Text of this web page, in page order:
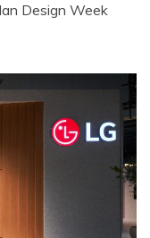
Design Week